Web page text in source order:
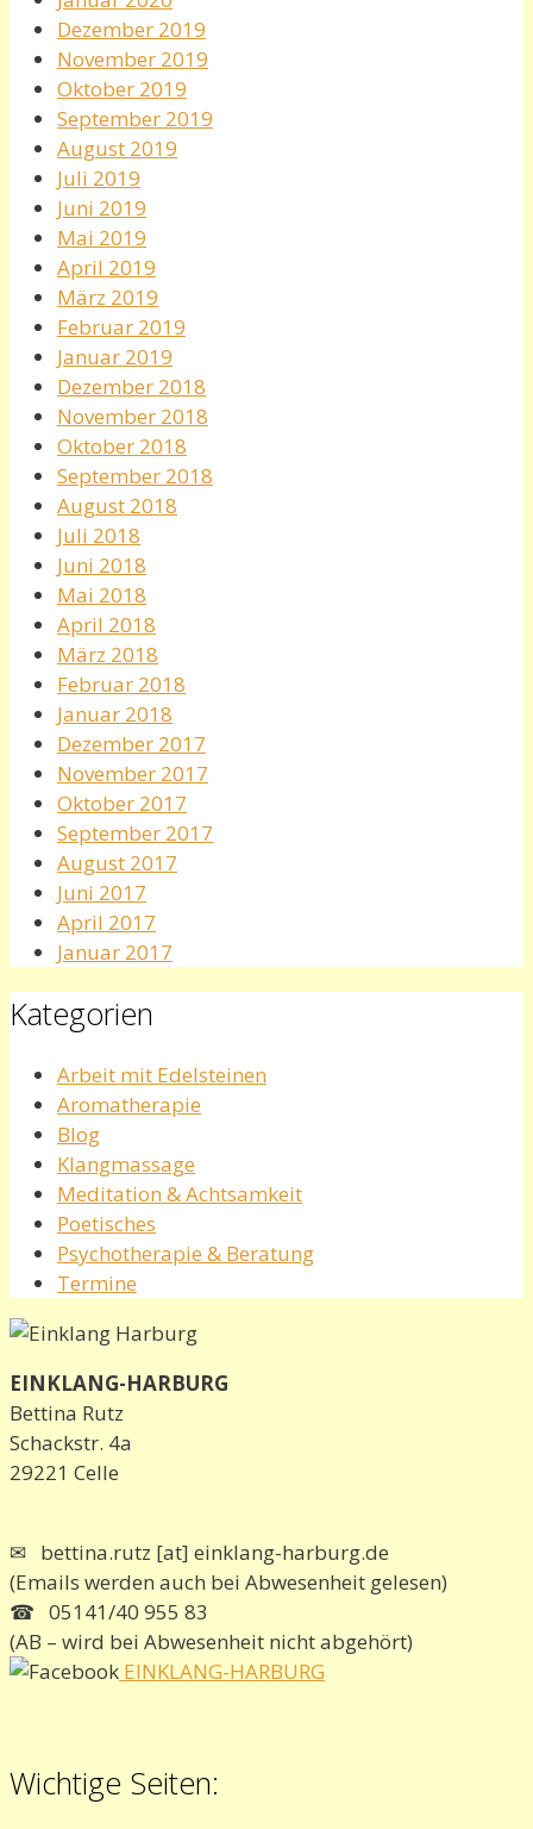
Dezember 2019
November 2019
Oktober 2019
September 2019
August 2019
Juli 2019
Juni 2019
Mai 2019
April 2019
März 2019
Februar 2019
Januar 2019
Dezember 2018
November 2018
Oktober 2018
September 2018
August 2018
Juli 2018
Juni 2018
Mai 2018
April 2018
März 2018
Februar 2018
Januar 2018
Dezember 2017
November 2017
Oktober 2017
September 2017
August 2017
Juni 2017
April 2017
Januar 2017
Kategorien
Arbeit mit Edelsteinen
Aromatherapie
Blog
Klangmassage
Meditation & Achtsamkeit
Poetisches
Psychotherapie & Beratung
Termine
EINKLANG-HARBURG
Bettina Rutz
Schackstr. 4a
29221 Celle
✉ bettina.rutz [at] einklang-harburg.de
(Emails werden auch bei Abwesenheit gelesen)
☎ 05141/40 955 83
(AB – wird bei Abwesenheit nicht abgehört)
EINKLANG-HARBURG
Wichtige Seiten: